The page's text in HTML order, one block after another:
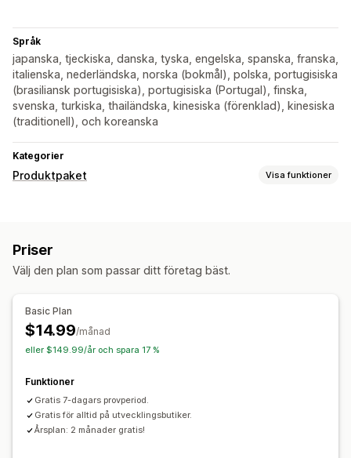
Språk
japanska, tjeckiska, danska, tyska, engelska, spanska, franska,
italienska, nederländska, norska (bokmål), polska, portugisiska
(brasiliansk portugisiska), portugisiska (Portugal), finska,
svenska, turkiska, thailändska, kinesiska (förenklad), kinesiska
(traditionell), och koreanska
Kategorier
Produktpaket Visa funktioner
Sådant som ofta köps tillsammans
Priser
Välj den plan som passar ditt företag bäst.
Basic Plan
$14.99/månad
eller $149.99/år och spara 17 %
Funktioner
Gratis 7-dagars provperiod.
Gratis för alltid på utvecklingsbutiker.
Årsplan: 2 månader gratis!